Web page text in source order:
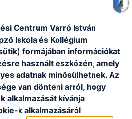
is tudok szakmát vagy
szakképesítést szerezni?
számára mind a
mind a szakmai képzést
mellett, rövid idő
gyakran az esti órákban,
egyes intézmények
Centrum Varró István
Iskola és Kollégium
formájában információkat
használt eszközén, amely
adatnak minősülhetnek. Az
van dönteni arról, hogy
alkalmazását kívánja
k alkalmazásáról